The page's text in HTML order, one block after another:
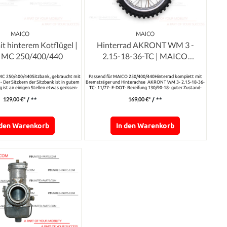
MAICO
hinterem Kotflügel |
MC 250/400/440
250/400/440Sitzbank, gebraucht mit
Der Sitzkern der Sitzbank ist in gutem
ist an einigen Stellen etwas gerissen-
hat einen kleinen Ausbruch
129,00 €* / **
Warenkorb
MAICO
Hinterrad AKRONT WM 3 -
2.15-18-36-TC | MAICO
Passend für MAICO 250/400/440Hinterrad komplett mit
Bremsträger und Hinterachse AKRONT WM 3- 2.15-18-36-
TC- 11/77- E-DOT- Bereifung 130/90-18- guter Zustand-
169,00 €* / **
In den Warenkorb